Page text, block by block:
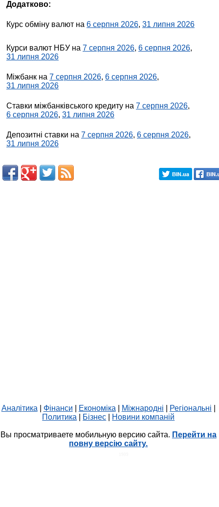
Додатково:
Курс обміну валют на 6 серпня 2026, 31 липня 2026
Курси валют НБУ на 7 серпня 2026, 6 серпня 2026,
31 липня 2026
Міжбанк на 7 серпня 2026, 6 серпня 2026,
31 липня 2026
Ставки міжбанківського кредиту на 7 серпня 2026,
6 серпня 2026, 31 липня 2026
Депозитні ставки на 7 серпня 2026, 6 серпня 2026,
31 липня 2026
Аналітика Фінанси Економіка Міжнародні Регіональні
Политика
Бізнес Новини компаній
Вы просматриваете мобильную версию сайта. Перейти на
повну версію сайту.